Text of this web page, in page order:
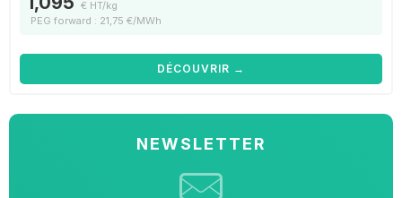
€ HT/kg
PEG forward : 21,75 €/MWh
DÉCOUVRIR →
NEWSLETTER